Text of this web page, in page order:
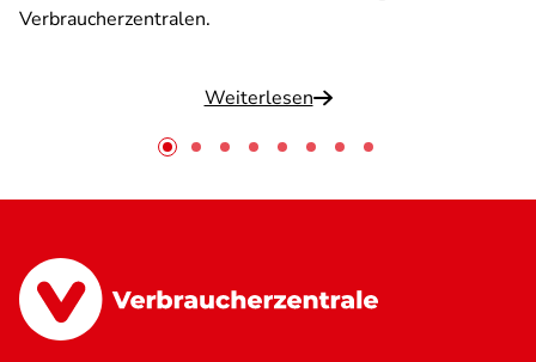
Verbraucherzentralen.
Weiterlesen